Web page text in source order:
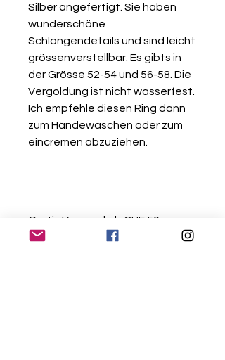
Silber angefertigt. Sie haben
wunderschöne
Schlangendetails und sind leicht
grössenverstellbar. Es gibts in
der Grösse 52-54 und 56-58. Die
Vergoldung ist nicht wasserfest.
Ich empfehle diesen Ring dann
zum Händewaschen oder zum
eincremen abzuziehen.
Gratis Versand ab CHF 50.-
Einkaufswert